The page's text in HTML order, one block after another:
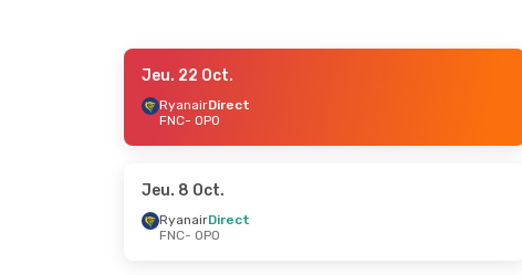
- Dim. 20 Sept.
Jeu. 22 Oct.
RyanairDirect
FNC- OPO
Jeu. 8 Oct.
RyanairDirect
FNC- OPO